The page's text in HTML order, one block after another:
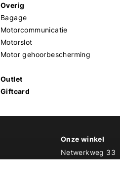
Overig
Bagage
Motorcommunicatie
Motorslot
Motor gehoorbescherming
Outlet
Giftcard
Onze winkel
Netwerkweg 33